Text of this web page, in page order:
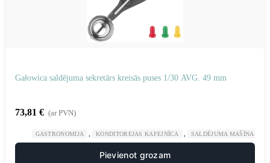
Gałowica saldējuma sekretārs kreisās puses 1/30 AVG. 49 mm
73,81 € (ar PVN)
GASTRONOMIJA KONDITOREJAS KAFEJNĪCA SALDĒJUMA MAŠĪNAS
Pievienot grozam